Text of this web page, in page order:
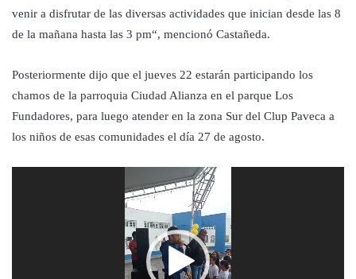
venir a disfrutar de las diversas actividades que inician desde las 8
de la mañana hasta las 3 pm“, mencionó Castañeda.
Posteriormente dijo que el jueves 22 estarán participando los
chamos de la parroquia Ciudad Alianza en el parque Los
Fundadores, para luego atender en la zona Sur del Clup Paveca a
los niños de esas comunidades el día 27 de agosto.